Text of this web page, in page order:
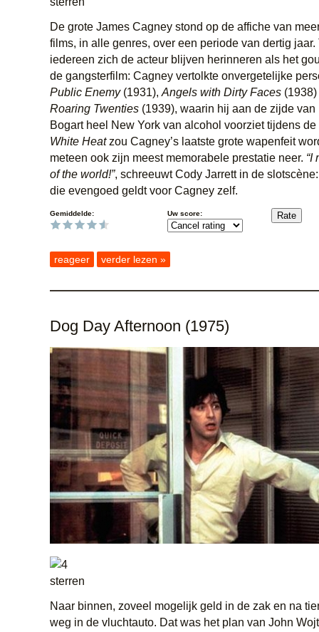
De grote James Cagney stond op de affiche van
films, in alle genres, over een periode van dertig jaar.
iedereen zich de acteur blijven herinneren als het
de gangsterfilm: Cagney vertolkte onvergetelijke
Public Enemy(1931), Angels with Dirty Faces
Roaring Twenties (1939), waarin hij aan de zijde van
Bogart heel New York van alcohol voorziet tijdens
White Heatzou Cagney’s laatste grote wapenfeit
meteen ook zijn meest memorabele prestatie neer. “I
of the world!”, schreeuwt Cody Jarrett in de
die evengoed geldt voor Cagney zelf.
Gemiddelde: Uw score:
reageer verder lezen »
Dog Day Afternoon (1975)
Naar binnen, zoveel mogelijk geld in de zak en na
weg in de vluchtauto. Dat was het plan van John